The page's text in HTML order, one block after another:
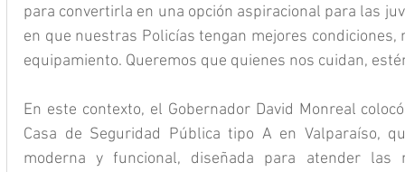
para convertirla en una opción aspiracional para las
en que nuestras Policías tengan mejores condiciones,
equipamiento. Queremos que quienes nos cuidan,
En este contexto, el Gobernador David Monreal
Casa de Seguridad Pública tipo A en Valparaíso,
moderna y funcional, diseñada para atender las